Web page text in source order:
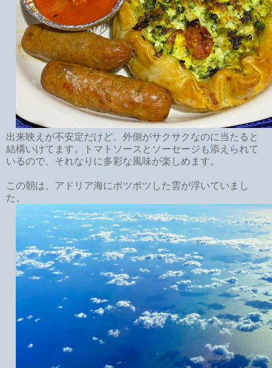
出来映えが不安定だけど、外側がサクサクなのに当たると
結構いけてます。トマトソースとソーセージも添えられて
いるので、それなりに多彩な風味が楽しめます。
この朝は、アドリア海にポツポツした雲が浮いていまし
た。